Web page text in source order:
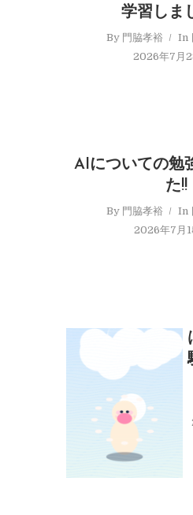
学習しま
By 門脇孝裕 In
2026年7月
AIについての勉
た!!
By 門脇孝裕 In
2026年7月